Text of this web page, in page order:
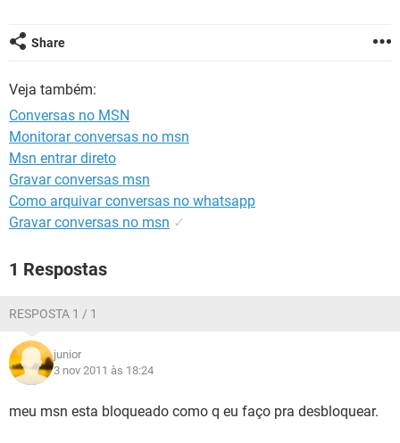
GUIA DE COMPRAS
Share
Veja também:
Conversas no MSN
Monitorar conversas no msn
Msn entrar direto
Gravar conversas msn
Como arquivar conversas no whatsapp
Gravar conversas no msn ✓
1 Respostas
RESPOSTA 1 / 1
junior
3 nov 2011 às 18:24
meu msn esta bloqueado como q eu faço pra desbloquear.